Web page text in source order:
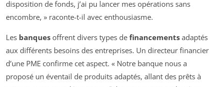
disposition de fonds, j’ai pu lancer mes opérations sans
encombre, » raconte-t-il avec enthousiasme.
Les banques offrent divers types de financements adaptés
aux différents besoins des entreprises. Un directeur financier
d’une PME confirme cet aspect. « Notre banque nous a
proposé un éventail de produits adaptés, allant des prêts à